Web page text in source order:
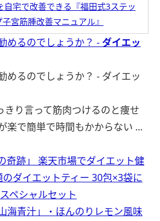
自宅で改善できる『福田式3ステッ
子宮筋腫改善マニュアル』
めるのでしょうか？ - ダイエッ
めるのでしょうか？ - ダイエッ
きり言って筋肉つけるのと痩せ
楽で簡単で時間もかからない ...
奇跡」 楽天市場でダイエット健
ダイエットティー 30包×3袋に
ペシャルセット
海青汁」・ほんのりレモン風味